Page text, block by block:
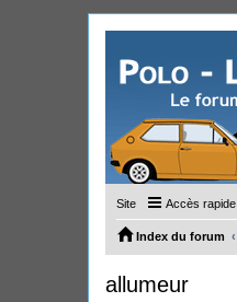
Site Accès rapide
Index du forum
allumeur